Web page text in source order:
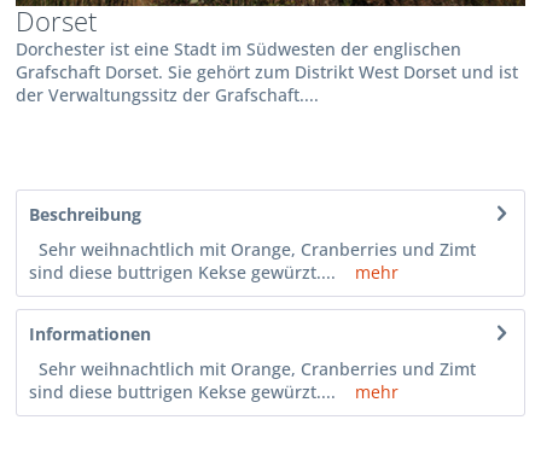
Dorset
Dorchester ist eine Stadt im Südwesten der englischen
Grafschaft Dorset. Sie gehört zum Distrikt West Dorset und ist
der Verwaltungssitz der Grafschaft....
Beschreibung
Sehr weihnachtlich mit Orange, Cranberries und Zimt
sind diese buttrigen Kekse gewürzt....
mehr
Informationen
Sehr weihnachtlich mit Orange, Cranberries und Zimt
sind diese buttrigen Kekse gewürzt....
mehr